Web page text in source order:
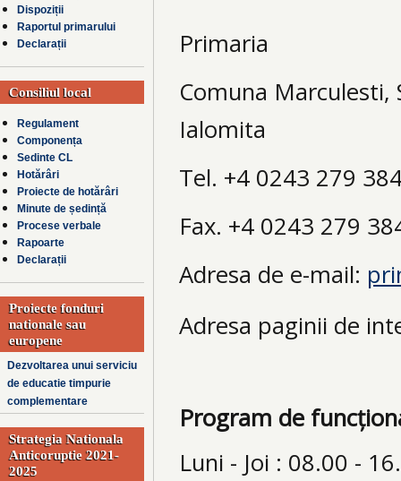
Dispoziții
Raportul primarului
Declarații
Consiliul local
Regulament
Componența
Sedinte CL
Hotărâri
Proiecte de hotărâri
Minute de ședință
Procese verbale
Rapoarte
Declarații
Proiecte fonduri
nationale sau
europene
Dezvoltarea unui serviciu
de educatie timpurie
complementare
Strategia Nationala
Anticoruptie 2021-
2025
Primaria
Comuna
Ialomita
Tel. +4 0243 279
Fax. +4 0243 279
Adresa de e-mail:
Adresa paginii de
Program de
Luni - Joi : 08.00 -